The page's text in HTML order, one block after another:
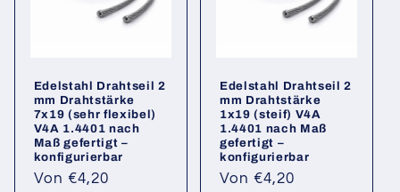
Edelstahl Drahtseil 2
mm Drahtstärke
7x19 (sehr flexibel)
V4A 1.4401 nach
Maß gefertigt –
konfigurierbar
Normaler
Von €4,20
Edelstahl Drahtseil 2
mm Drahtstärke
1x19 (steif) V4A
1.4401 nach Maß
gefertigt –
konfigurierbar
Normaler
Von €4,20